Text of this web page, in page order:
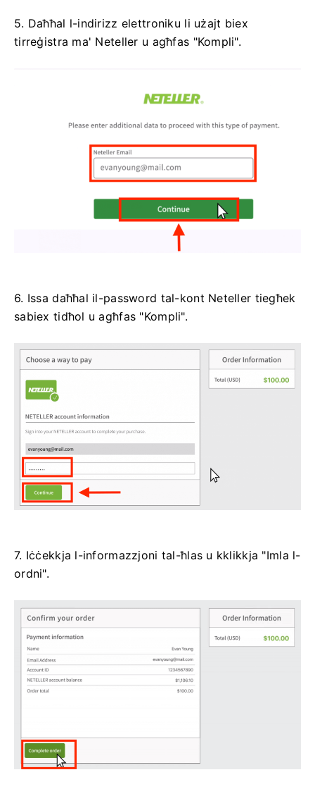
5. Daħħal l-indirizz elettroniku li użajt biex
tirreġistra ma' Neteller u agħfas "Kompli".
6. Issa daħħal il-password tal-kont Neteller tiegħek
sabiex tidħol u agħfas "Kompli".
7. Iċċekkja l-informazzjoni tal-ħlas u kklikkja "Imla l-
ordni".